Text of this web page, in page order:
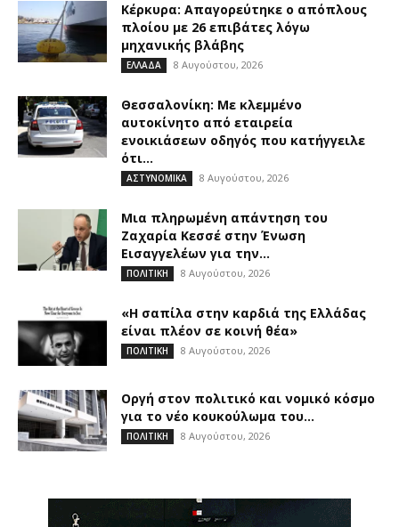
Κέρκυρα: Απαγορεύτηκε ο απόπλους
πλοίου με 26 επιβάτες λόγω
μηχανικής βλάβης
ΕΛΛΑΔΑ 8 Αυγούστου, 2026
Θεσσαλονίκη: Με κλεμμένο
αυτοκίνητο από εταιρεία
ενοικιάσεων οδηγός που κατήγγειλε
ότι...
ΑΣΤΥΝΟΜΙΚΑ 8 Αυγούστου, 2026
Μια πληρωμένη απάντηση του
Ζαχαρία Κεσσέ στην Ένωση
Εισαγγελέων για την...
ΠΟΛΙΤΙΚΗ 8 Αυγούστου, 2026
«Η σαπίλα στην καρδιά της Ελλάδας
είναι πλέον σε κοινή θέα»
ΠΟΛΙΤΙΚΗ 8 Αυγούστου, 2026
Οργή στον πολιτικό και νομικό κόσμο
για το νέο κουκούλωμα του...
ΠΟΛΙΤΙΚΗ 8 Αυγούστου, 2026